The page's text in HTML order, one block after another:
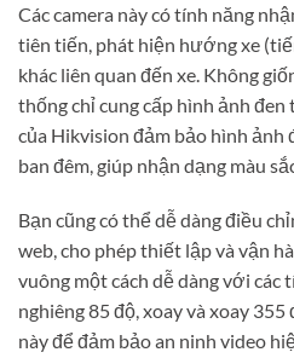
Các camera này có tính năng
tiên tiến, phát hiện hướng xe
khác liên quan đến xe. Không
thống chỉ cung cấp hình ảnh đen
của Hikvision đảm bảo hình ảnh
ban đêm, giúp nhận dạng màu
Bạn cũng có thể dễ dàng điều
web, cho phép thiết lập và vận
vuông một cách dễ dàng với các
nghiêng 85 độ, xoay và xoay
này để đảm bảo an ninh video